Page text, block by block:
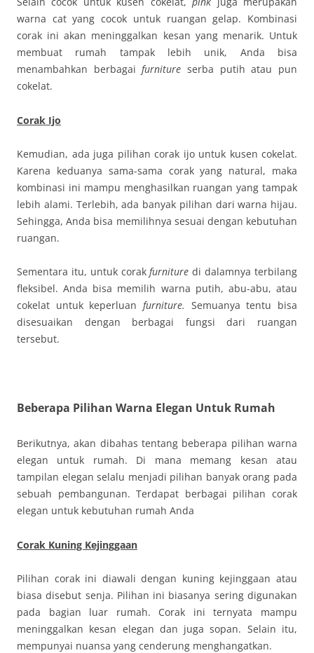
warna cat yang cocok untuk ruangan gelap. Kombinasi
corak ini akan meninggalkan kesan yang menarik. Untuk
membuat rumah tampak lebih unik, Anda bisa
menambahkan berbagaifurnitureserba putih atau pun
cokelat.
Corak Ijo
Kemudian, ada juga pilihan corak ijo untuk kusen cokelat.
Karena keduanya sama-sama corak yang natural, maka
kombinasi ini mampu menghasilkan ruangan yang tampak
lebih alami. Terlebih, ada banyak pilihan dari warna hijau.
Sehingga, Anda bisa memilihnya sesuai dengan kebutuhan
ruangan.
Sementara itu, untuk corakfurnituredi dalamnya terbilang
fleksibel. Anda bisa memilih warna putih, abu-abu, atau
cokelat untuk keperluan furniture. Semuanya tentu bisa
disesuaikan dengan berbagai fungsi dari ruangan
tersebut.
Beberapa Pilihan Warna Elegan Untuk Rumah
Berikutnya, akan dibahas tentang beberapa pilihan warna
elegan untuk rumah. Di mana memang kesan atau
tampilan elegan selalu menjadi pilihan banyak orang pada
sebuah pembangunan. Terdapat berbagai pilihan corak
elegan untuk kebutuhan rumah Anda
Corak Kuning Kejinggaan
Pilihan corak ini diawali dengan kuning kejinggaan atau
biasa disebut senja. Pilihan ini biasanya sering digunakan
pada bagian luar rumah. Corak ini ternyata mampu
meninggalkan kesan elegan dan juga sopan. Selain itu,
mempunyai nuansa yang cenderung menghangatkan.